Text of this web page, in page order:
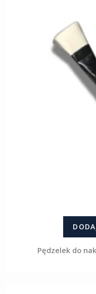
Pędzelek do